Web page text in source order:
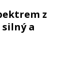
z
a